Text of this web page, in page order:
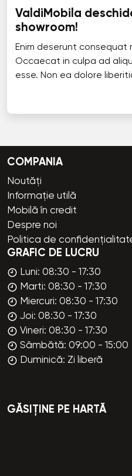
ValdiMobila
showroom!
Enim deserunt consequat
Occaecat in culpa ad
esse. Non ea dolore
COMPANIA
Noutăți
Informație utilă
Mobilă în credit
Despre noi
Politica de
GRAFIC DE LUCRU
Luni: 08:30 - 17:30
Marti: 08:30 - 17:30
Miercuri: 08:30 - 17:30
Joi: 08:30 - 17:30
Vineri: 08:30 - 17:30
Sâmbătă: 09:00 - 15:00
Duminică: Zi liberă
GĂSIȚINE PE HARTĂ